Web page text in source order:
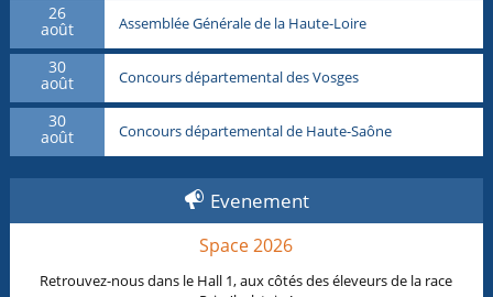
26
août Assemblée Générale de la Haute-Loire
30
août Concours départemental des Vosges
30
août Concours départemental de Haute-Saône
Evenement
Space 2026
Retrouvez-nous dans le Hall 1, aux côtés des éleveurs de la race